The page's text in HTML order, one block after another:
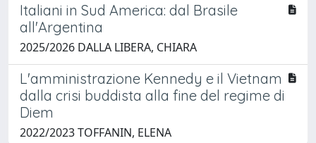
Italiani in Sud America: dal Brasile
all'Argentina
2025/2026 DALLA LIBERA, CHIARA
L'amministrazione Kennedy e il Vietnam
dalla crisi buddista alla fine del regime di
Diem
2022/2023 TOFFANIN, ELENA